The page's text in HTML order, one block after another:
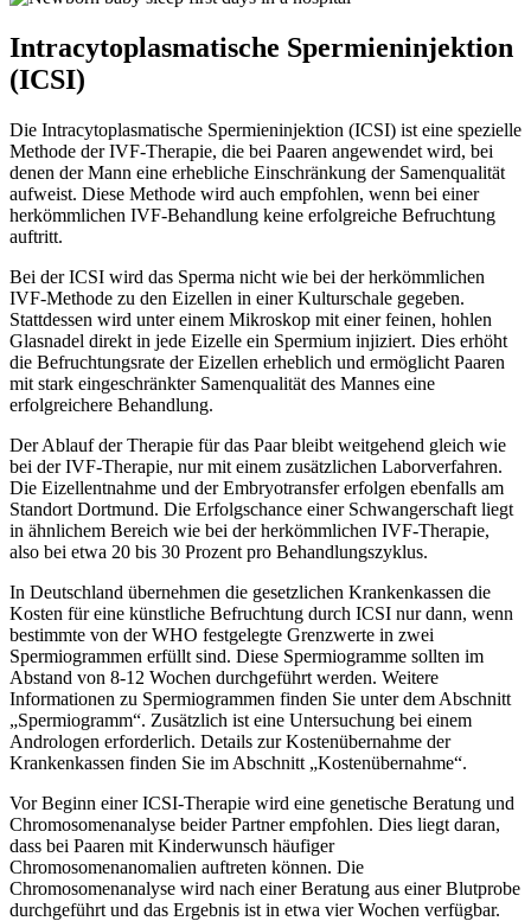
Intracytoplasmatische Spermieninjektion
(ICSI)
Die Intracytoplasmatische Spermieninjektion (ICSI) ist eine spezielle
Methode der IVF-Therapie, die bei Paaren angewendet wird, bei
denen der Mann eine erhebliche Einschränkung der Samenqualität
aufweist. Diese Methode wird auch empfohlen, wenn bei einer
herkömmlichen IVF-Behandlung keine erfolgreiche Befruchtung
auftritt.
Bei der ICSI wird das Sperma nicht wie bei der herkömmlichen
IVF-Methode zu den Eizellen in einer Kulturschale gegeben.
Stattdessen wird unter einem Mikroskop mit einer feinen, hohlen
Glasnadel direkt in jede Eizelle ein Spermium injiziert. Dies erhöht
die Befruchtungsrate der Eizellen erheblich und ermöglicht Paaren
mit stark eingeschränkter Samenqualität des Mannes eine
erfolgreichere Behandlung.
Der Ablauf der Therapie für das Paar bleibt weitgehend gleich wie
bei der IVF-Therapie, nur mit einem zusätzlichen Laborverfahren.
Die Eizellentnahme und der Embryotransfer erfolgen ebenfalls am
Standort Dortmund. Die Erfolgschance einer Schwangerschaft liegt
in ähnlichem Bereich wie bei der herkömmlichen IVF-Therapie,
also bei etwa 20 bis 30 Prozent pro Behandlungszyklus.
In Deutschland übernehmen die gesetzlichen Krankenkassen die
Kosten für eine künstliche Befruchtung durch ICSI nur dann, wenn
bestimmte von der WHO festgelegte Grenzwerte in zwei
Spermiogrammen erfüllt sind. Diese Spermiogramme sollten im
Abstand von 8-12 Wochen durchgeführt werden. Weitere
Informationen zu Spermiogrammen finden Sie unter dem Abschnitt
„Spermiogramm“. Zusätzlich ist eine Untersuchung bei einem
Andrologen erforderlich. Details zur Kostenübernahme der
Krankenkassen finden Sie im Abschnitt „Kostenübernahme“.
Vor Beginn einer ICSI-Therapie wird eine genetische Beratung und
Chromosomenanalyse beider Partner empfohlen. Dies liegt daran,
dass bei Paaren mit Kinderwunsch häufiger
Chromosomenanomalien auftreten können. Die
Chromosomenanalyse wird nach einer Beratung aus einer Blutprobe
durchgeführt und das Ergebnis ist in etwa vier Wochen verfügbar.